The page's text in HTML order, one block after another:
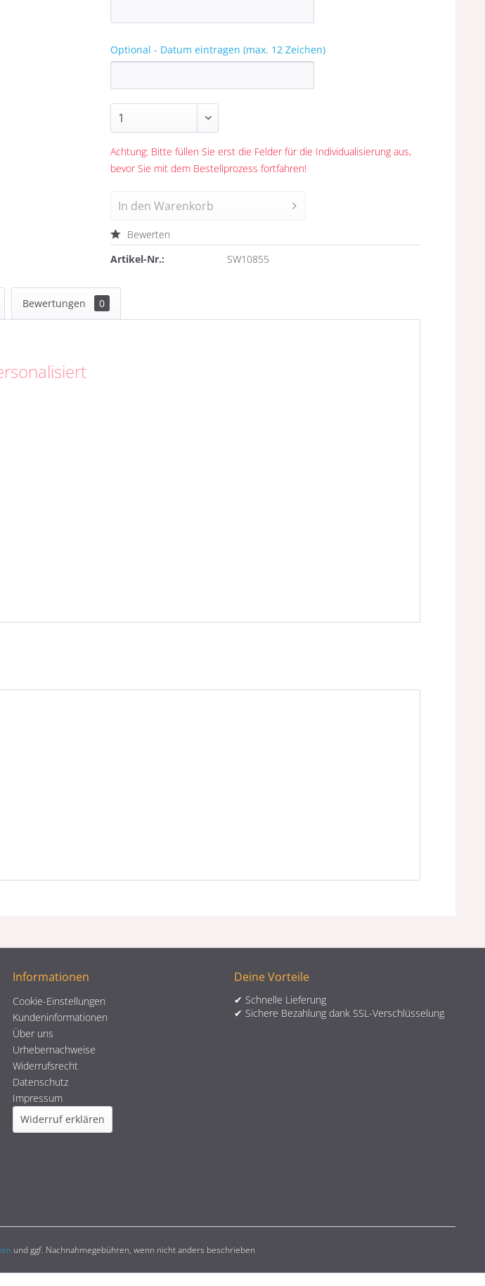
Optional - Datum eintragen (max. 12 Zeichen)
Achtung: Bitte füllen Sie erst die Felder für die Individualisierung aus,
bevor Sie mit dem Bestellprozess fortfahren!
In den Warenkorb
Bewerten
Artikel-Nr.:
SW10855
Bewertungen 0
Informationen
Cookie-Einstellungen
Kundeninformationen
Über uns
Urhebernachweise
Widerrufsrecht
Datenschutz
Impressum
Widerruf erklären
Deine Vorteile
✔ Schnelle Lieferung
✔ Sichere Bezahlung dank SSL-Verschlüsselung
und ggf. Nachnahmegebühren, wenn nicht anders beschrieben